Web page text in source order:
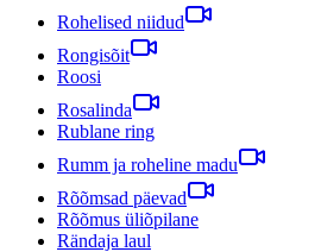
Rohelised niidud
Rongisõit
Roosi
Rosalinda
Rublane ring
Rumm ja roheline madu
Rõõmsad päevad
Rõõmus üliõpilane
Rändaja laul